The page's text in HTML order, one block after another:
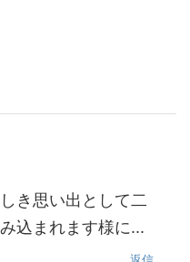
き思い出として二
込まれます様に...